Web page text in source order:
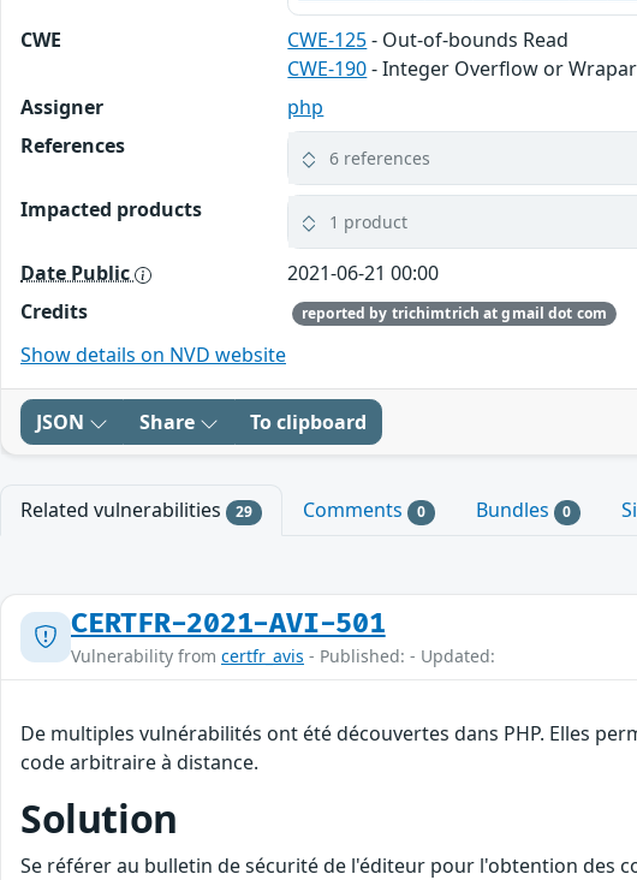
CWE CWE-125- Out-of-bounds Read
CWE-190- Integer Overflow or
Assigner
php
References
6 references
Impacted products 1 product
Date Public
2021-06-21 00:00
Credits
reported by trichimtrich at gmail dot com
Show details on NVD website
JSON Share To clipboard
Related vulnerabilities 29 Comments 0 Bundles 0
CERTFR-2021-AVI-501
Vulnerability from certfr_avis - Published: - Updated:
De multiples vulnérabilités ont été découvertes dans PHP. Elles
code arbitraire à distance.
Solution
Se référer au bulletin de sécurité de l'éditeur pour l'obtention des